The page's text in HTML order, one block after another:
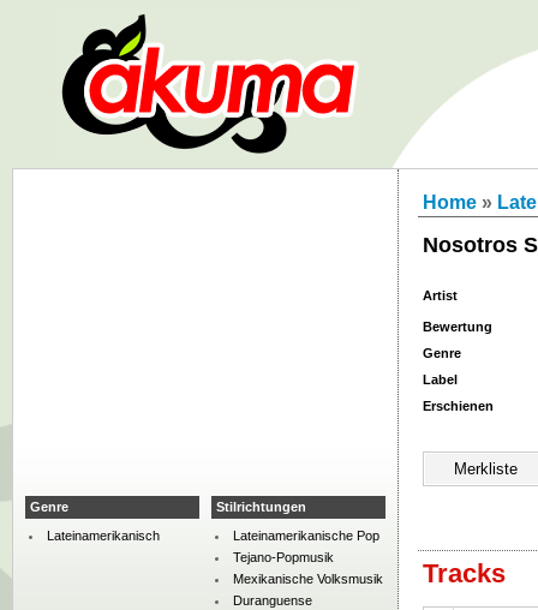
Home »
Nosotros
Artist
Bewertung
Genre
Label
Erschienen
Tracks
Genre
Lateinamerikanisch
Stilrichtungen
Lateinamerikanische Pop
Tejano-Popmusik
Mexikanische Volksmusik
Duranguense